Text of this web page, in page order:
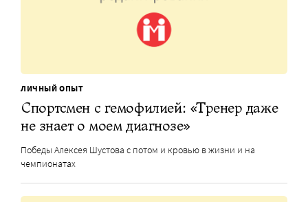
ЛИЧНЫЙ ОПЫТ
Спортсмен с гемофилией: «Тренер даже
не знает о моем диагнозе»
Победы Алексея Шустова с потом и кровью в жизни и на
чемпионатах